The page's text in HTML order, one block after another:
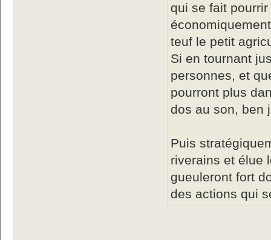
qui se fait
teuf le petit
Si en tournant
personnes, et
pourront plus
dos au son, ben
Puis
riverains et élue
gueuleront fort
des actions qui